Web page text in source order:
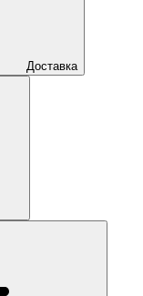
Доставка